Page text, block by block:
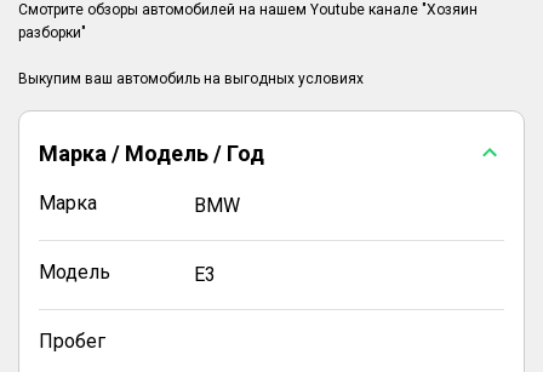
Смотрите обзоры автомобилей на нашем Youtube канале "Хозяин
разборки"
Марка / Модель / Год
Марка BMW
Модель E3
Пробег